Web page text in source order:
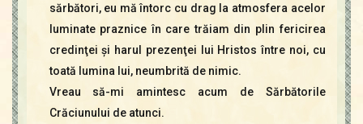
sărbători, eu mă întorc cu drag la atmosfera acelor
luminate praznice în care trăiam din plin fericirea
credinţei şi harul prezenţei lui Hristos între noi, cu
toată lumina lui, neumbrită de nimic.
Vreau să-mi amintesc acum de Sărbătorile
Crăciunului de atunci.